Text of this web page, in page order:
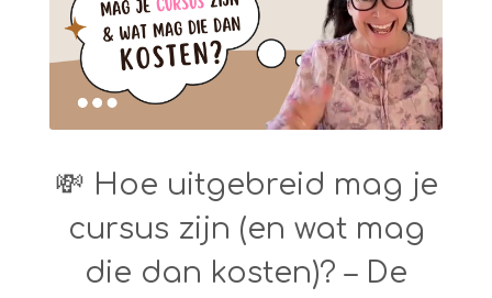
💸 Hoe uitgebreid mag je
cursus zijn (en wat mag
die dan kosten)? – De